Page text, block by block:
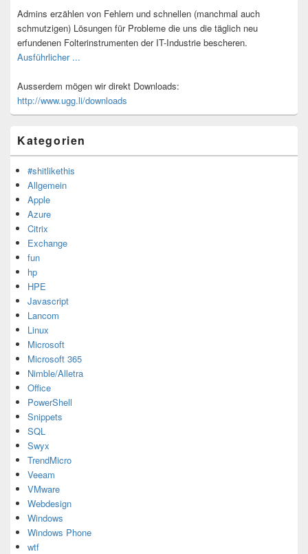
Admins erzählen von Fehlern und schnellen (manchmal auch
schmutzigen) Lösungen für Probleme die uns die täglich neu
erfundenen Folterinstrumenten der IT-Industrie bescheren.
Ausführlicher ...
Ausserdem mögen wir direkt Downloads:
http://www.ugg.li/downloads
Kategorien
#shitlikethis
Allgemein
Apple
Azure
Citrix
Exchange
fun
hp
HPE
Javascript
Lancom
Linux
Microsoft
Microsoft 365
Nimble/Alletra
Office
PowerShell
Snippets
SQL
Swyx
TrendMicro
Veeam
VMware
Webdesign
Windows
Windows Phone
wtf